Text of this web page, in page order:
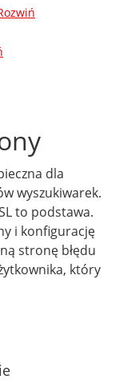
dla
wyszukiwarek.
to podstawa.
i konfigurację
stronę błędu
który